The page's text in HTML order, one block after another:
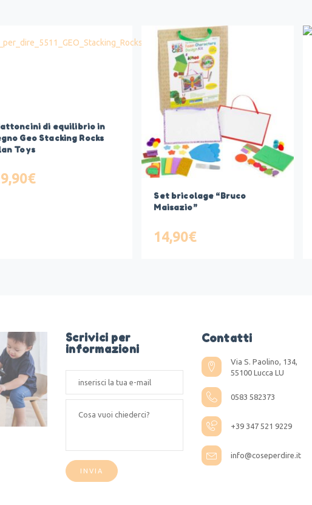
di equilibrio in
Geo Stacking Rocks
Toys
€
Set bricolage “Bruco
Maisazio”
14,90€
Scrivici per
informazioni
INVIA
Contatti
Via S. Paolino, 134,
55100 Lucca LU
0583 582373
+39 347 521 9229
info@coseperdire.it